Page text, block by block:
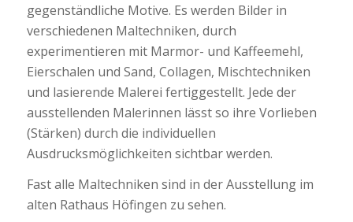
gegenständliche Motive. Es werden Bilder in
verschiedenen Maltechniken, durch
experimentieren mit Marmor- und Kaffeemehl,
Eierschalen und Sand, Collagen, Mischtechniken
und lasierende Malerei fertiggestellt. Jede der
ausstellenden Malerinnen lässt so ihre Vorlieben
(Stärken) durch die individuellen
Ausdrucksmöglichkeiten sichtbar werden.
Fast alle Maltechniken sind in der Ausstellung im
alten Rathaus Höfingen zu sehen.